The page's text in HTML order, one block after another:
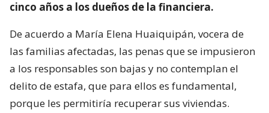
cinco años a los dueños de la financiera.
De acuerdo a María Elena Huaiquipán, vocera de
las familias afectadas, las penas que se impusieron
a los responsables son bajas y no contemplan el
delito de estafa, que para ellos es fundamental,
porque les permitiría recuperar sus viviendas.